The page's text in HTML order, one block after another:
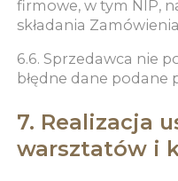
firmowe, w tym NIP,
składania
6.6. Sprzedawca nie
błędne dane
7. Realizacja
warsztatów i